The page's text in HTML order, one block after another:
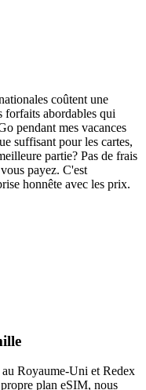
coûtent une
forfaits abordables qui
pendant mes vacances
suffisant pour les cartes,
partie? Pas de frais
payez. C'est
honnête avec les prix.
Royaume-Uni et Redex
plan eSIM, nous